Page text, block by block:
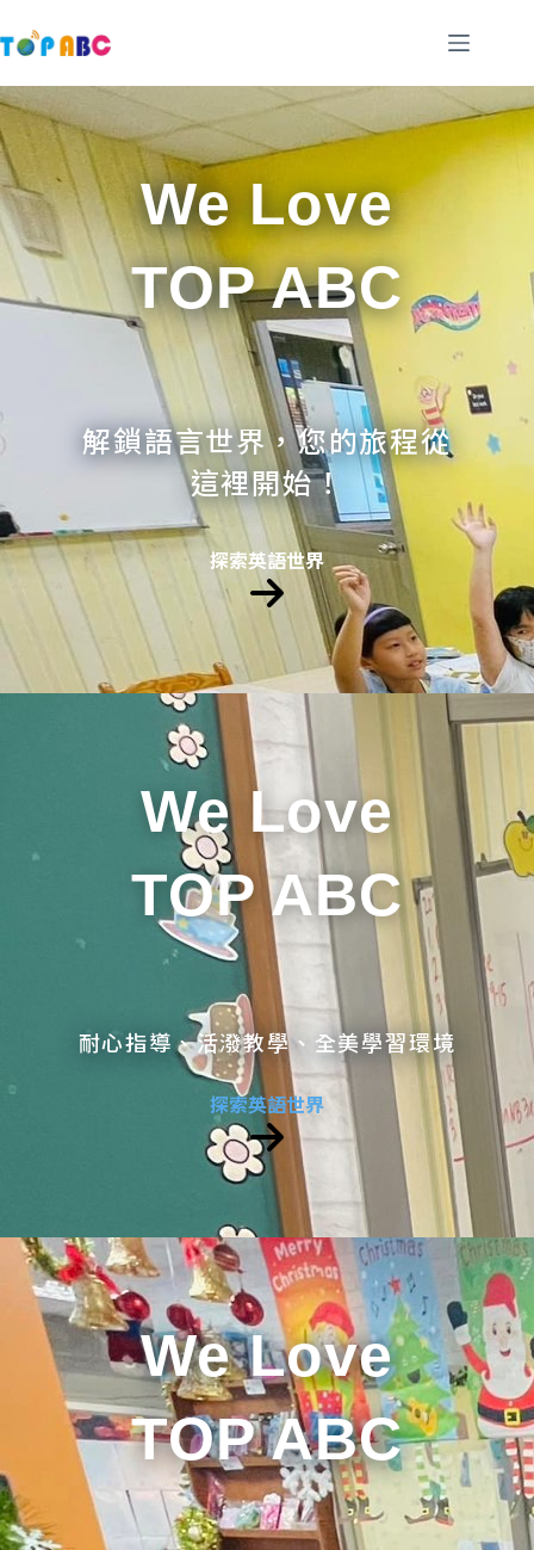
至
要
內
容
We Love
TOP ABC
解鎖語言世界，您的旅程從
這裡開始！
探索英語世界
We Love
TOP ABC
耐心指導、活潑教學、全美學習環境
探索英語世界
We Love
TOP ABC